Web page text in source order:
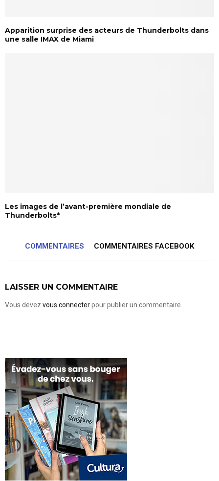
Apparition surprise des acteurs de Thunderbolts dans
une salle IMAX de Miami
Les images de l’avant-première mondiale de
Thunderbolts*
COMMENTAIRES COMMENTAIRES FACEBOOK
LAISSER UN COMMENTAIRE
Vous devez vous connecterpour publier un commentaire.